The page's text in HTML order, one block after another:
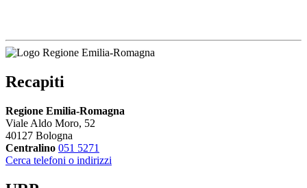
Recapiti
Regione Emilia-Romagna
Viale Aldo Moro, 52
40127 Bologna
Centralino 051 5271
Cerca telefoni o indirizzi